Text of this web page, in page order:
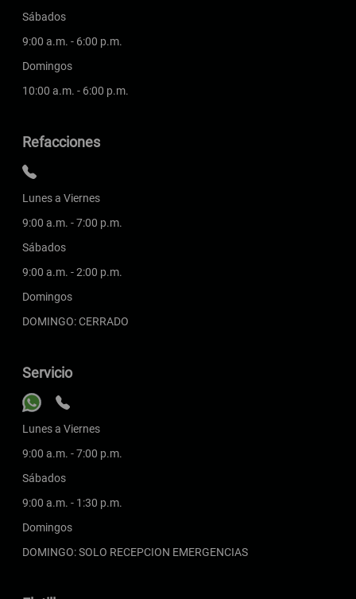
Sábados
9:00 a.m. - 6:00 p.m.
Domingos
10:00 a.m. - 6:00 p.m.
Refacciones
Lunes a Viernes
9:00 a.m. - 7:00 p.m.
Sábados
9:00 a.m. - 2:00 p.m.
Domingos
DOMINGO: CERRADO
Servicio
Lunes a Viernes
9:00 a.m. - 7:00 p.m.
Sábados
9:00 a.m. - 1:30 p.m.
Domingos
DOMINGO: SOLO RECEPCION EMERGENCIAS